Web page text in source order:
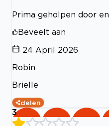
Prima geholpen door
Beveelt aan
24 April 2026
Robin
Brielle
delen
3